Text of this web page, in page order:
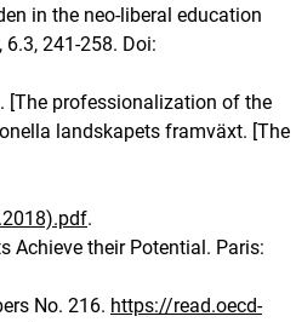
in the neo-liberal education
241-258. Doi:
[The professionalization of the
landskapets framväxt. [The
.
Achieve their Potential. Paris:
No. 216. https://read.oecd-